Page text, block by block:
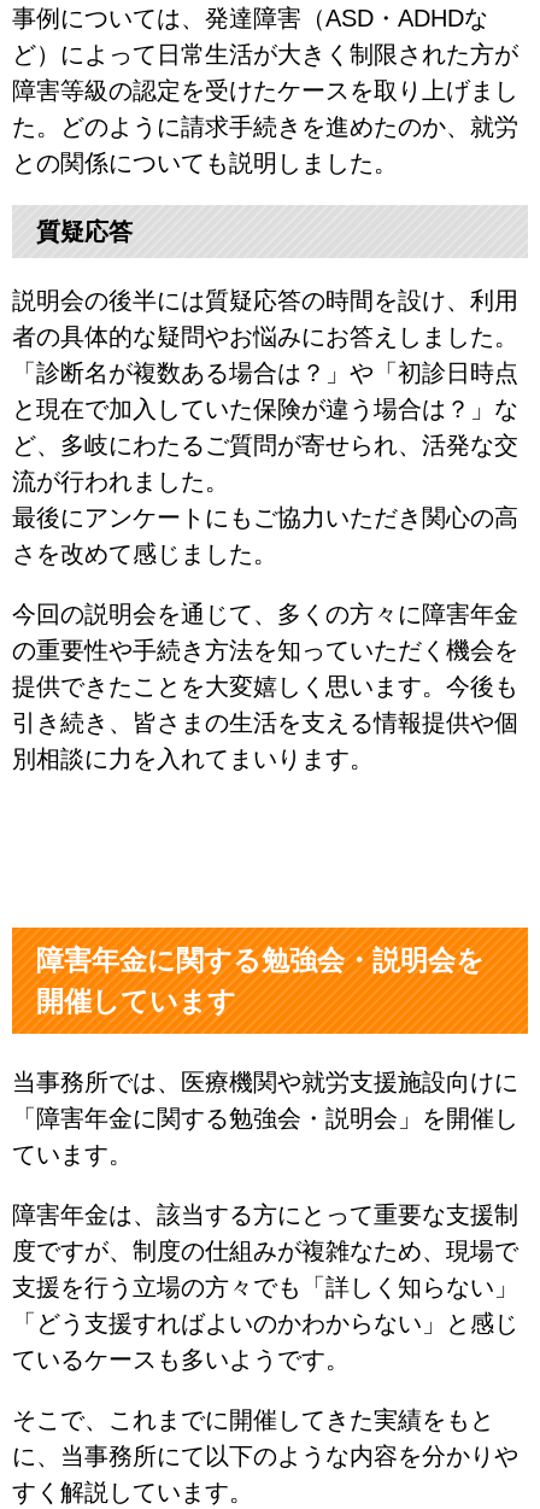
事例については、発達障害（ASD・ADHDな
ど）によって日常生活が大きく制限された方が
障害等級の認定を受けたケースを取り上げまし
た。どのように請求手続きを進めたのか、就労
との関係についても説明しました。
質疑応答
説明会の後半には質疑応答の時間を設け、利用
者の具体的な疑問やお悩みにお答えしました。
「診断名が複数ある場合は？」や「初診日時点
と現在で加入していた保険が違う場合は？」な
ど、多岐にわたるご質問が寄せられ、活発な交
流が行われました。
最後にアンケートにもご協力いただき関心の高
さを改めて感じました。
今回の説明会を通じて、多くの方々に障害年金
の重要性や手続き方法を知っていただく機会を
提供できたことを大変嬉しく思います。今後も
引き続き、皆さまの生活を支える情報提供や個
別相談に力を入れてまいります。
障害年金に関する勉強会・説明会を
開催しています
当事務所では、医療機関や就労支援施設向けに
「障害年金に関する勉強会・説明会」を開催し
ています。
障害年金は、該当する方にとって重要な支援制
度ですが、制度の仕組みが複雑なため、現場で
支援を行う立場の方々でも「詳しく知らない」
「どう支援すればよいのかわからない」と感じ
ているケースも多いようです。
そこで、これまでに開催してきた実績をもと
に、当事務所にて以下のような内容を分かりや
すく解説しています。